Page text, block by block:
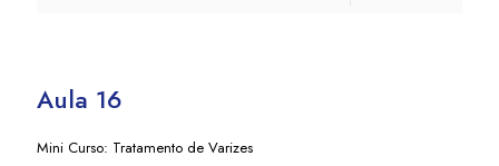
Aula 16
Mini Curso: Tratamento de Varizes